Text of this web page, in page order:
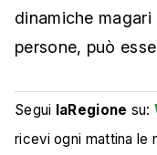
dinamiche
persone, può
Segui laRegione su:
ricevi ogni mattina le